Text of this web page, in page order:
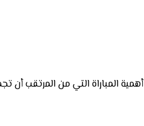
المباراة التي من المرتقب